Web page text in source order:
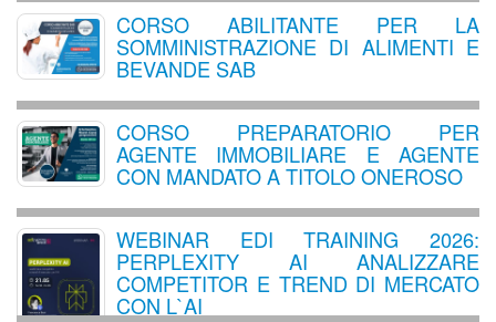
CORSO ABILITANTE PER LA
SOMMINISTRAZIONE DI ALIMENTI E
BEVANDE SAB
CORSO PREPARATORIO PER
AGENTE IMMOBILIARE E AGENTE
CON MANDATO A TITOLO ONEROSO
WEBINAR EDI TRAINING 2026:
PERPLEXITY AI ANALIZZARE
COMPETITOR E TREND DI MERCATO
CON L`AI